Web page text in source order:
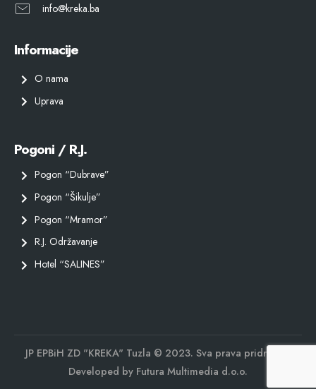
info@kreka.ba
Informacije
O nama
Uprava
Pogoni / R.J.
Pogon “Dubrave”
Pogon “Šikulje”
Pogon “Mramor”
R.J. Održavanje
Hotel “SALINES”
JP EPBiH ZD "KREKA" Tuzla © 2023. Sva prava pridržana.
Developed by Futura Multimedia d.o.o.